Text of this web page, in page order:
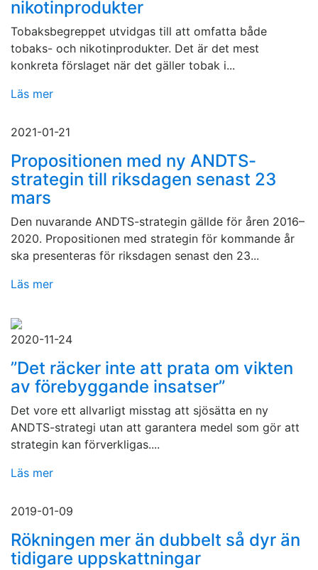
nikotinprodukter
Tobaksbegreppet utvidgas till att omfatta både
tobaks- och nikotinprodukter. Det är det mest
konkreta förslaget när det gäller tobak i...
Läs mer
2021-01-21
Propositionen med ny ANDTS-
strategin till riksdagen senast 23
mars
Den nuvarande ANDTS-strategin gällde för åren 2016–
2020. Propositionen med strategin för kommande år
ska presenteras för riksdagen senast den 23...
Läs mer
2020-11-24
”Det räcker inte att prata om vikten
av förebyggande insatser”
Det vore ett allvarligt misstag att sjösätta en ny
ANDTS-strategi utan att garantera medel som gör att
strategin kan förverkligas....
Läs mer
2019-01-09
Rökningen mer än dubbelt så dyr än
tidigare uppskattningar